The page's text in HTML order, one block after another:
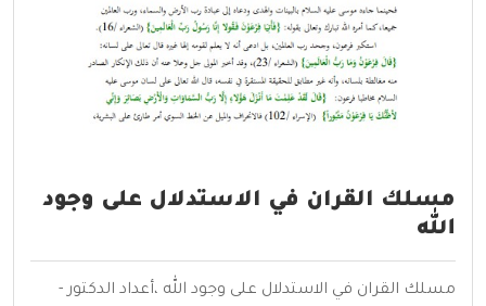
مسلك القران في الاستدلال على وجود
الله
مسلك القران في الاستدلال على وجود الله ،أعداد الدكتور -